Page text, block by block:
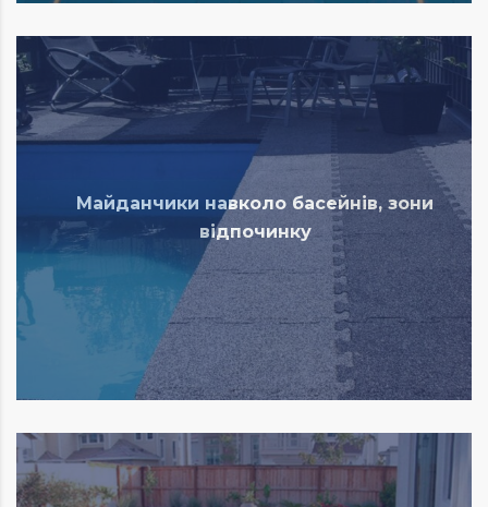
Майданчики навколо басейнів, зони
відпочинку